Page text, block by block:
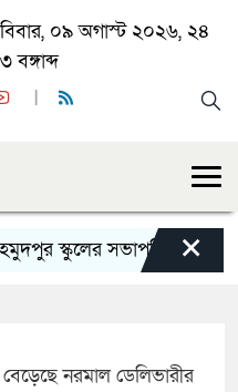
০৯ অগাস্ট ২০২৬, ২৪
বঙ্গাব্দ
স্কুলের সভাপতি হলেন গোবিন্দ
×
বেড়েছে নরমাল ডেলিভারীর